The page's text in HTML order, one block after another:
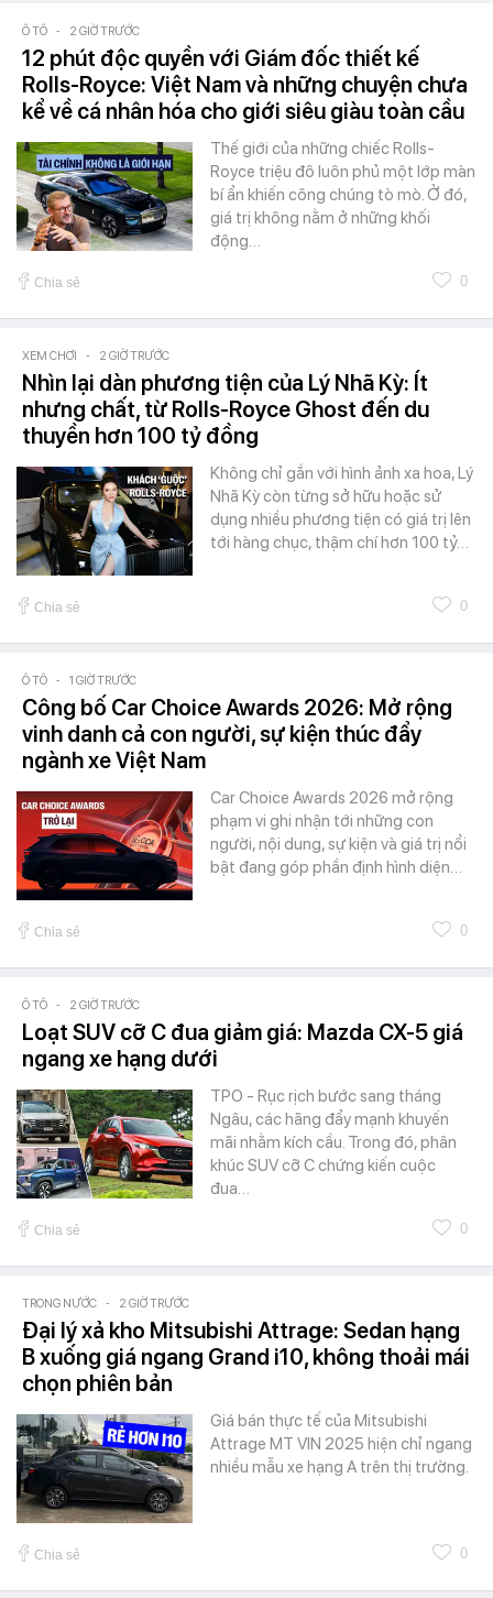
Ô TÔ - 2 GIỜ TRƯỚC
12 phút độc quyền với Giám đốc thiết kế
Rolls-Royce: Việt Nam và những chuyện chưa
kể về cá nhân hóa cho giới siêu giàu toàn cầu
Thế giới của những chiếc Rolls-
Royce triệu đô luôn phủ một lớp màn
bí ẩn khiến công chúng tò mò. Ở đó,
giá trị không nằm ở những khối
động…
Chia sẻ 0
XEM CHƠI - 2 GIỜ TRƯỚC
Nhìn lại dàn phương tiện của Lý Nhã Kỳ: Ít
nhưng chất, từ Rolls-Royce Ghost đến du
thuyền hơn 100 tỷ đồng
Không chỉ gắn với hình ảnh xa hoa, Lý
Nhã Kỳ còn từng sở hữu hoặc sử
dụng nhiều phương tiện có giá trị lên
tới hàng chục, thậm chí hơn 100 tỷ…
Chia sẻ 0
Ô TÔ - 1 GIỜ TRƯỚC
Công bố Car Choice Awards 2026: Mở rộng
vinh danh cả con người, sự kiện thúc đẩy
ngành xe Việt Nam
Car Choice Awards 2026 mở rộng
phạm vi ghi nhận tới những con
người, nội dung, sự kiện và giá trị nổi
bật đang góp phần định hình diện…
Chia sẻ 0
Ô TÔ - 2 GIỜ TRƯỚC
Loạt SUV cỡ C đua giảm giá: Mazda CX-5 giá
ngang xe hạng dưới
TPO - Rục rịch bước sang tháng
Ngâu, các hãng đẩy mạnh khuyến
mãi nhằm kích cầu. Trong đó, phân
khúc SUV cỡ C chứng kiến cuộc
đua…
Chia sẻ 0
TRONG NƯỚC - 2 GIỜ TRƯỚC
Đại lý xả kho Mitsubishi Attrage: Sedan hạng
B xuống giá ngang Grand i10, không thoải mái
chọn phiên bản
Giá bán thực tế của Mitsubishi
Attrage MT VIN 2025 hiện chỉ ngang
nhiều mẫu xe hạng A trên thị trường.
Chia sẻ 0